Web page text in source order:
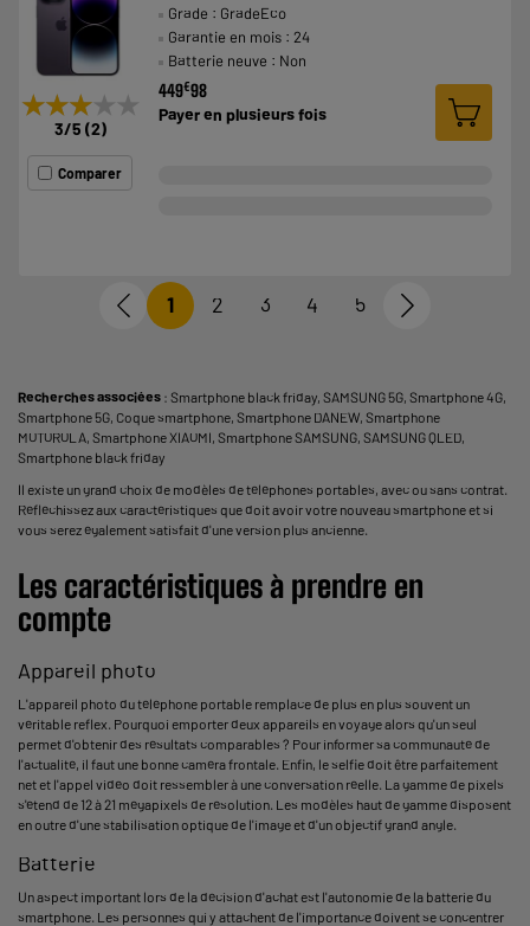
★★★★★
★★★★★
3/5 (2)
Comparer
Grade : GradeEco
Garantie en mois : 24
Batterie neuve : Non
449€98
Payer enplusieurs fois
1 2 3 4 5
Recherches associées : Smartphone black friday, SAMSUNG 5G, Smartphone 4G,
Smartphone 5G, Coque smartphone, Smartphone DANEW, Smartphone
MOTOROLA, Smartphone XIAOMI, Smartphone SAMSUNG, SAMSUNG QLED,
Smartphone black friday
Il existe un grand choix de modèles de téléphones portables, avec ou sans contrat.
Réfléchissez aux caractéristiques que doit avoir votre nouveau smartphone et si
vous serez également satisfait d'une version plus ancienne.
Les caractéristiques à prendre en
compte
Appareil photo
L'appareil photo du téléphone portable remplace de plus en plus souvent un
véritable reflex. Pourquoi emporter deux appareils en voyage alors qu'un seul
permet d'obtenir des résultats comparables ? Pour informer sa communauté de
l'actualité, il faut une bonne caméra frontale. Enfin, le selfie doit être parfaitement
net et l'appel vidéo doit ressembler à une conversation réelle. La gamme de pixels
s'étend de 12 à 21 mégapixels de résolution. Les modèles haut de gamme disposent
en outre d'une stabilisation optique de l'image et d'un objectif grand angle.
Batterie
Un aspect important lors de la décision d'achat est l'autonomie de la batterie du
smartphone. Les personnes qui y attachent de l'importance doivent se concentrer